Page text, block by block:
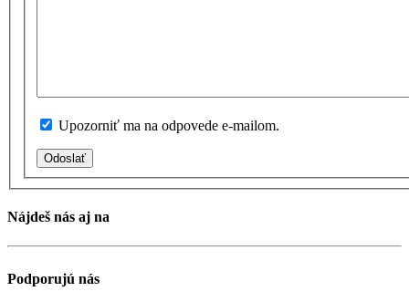
Upozorniť ma na odpovede e-mailom.
Odoslať
Nájdeš nás aj na
Podporujú nás